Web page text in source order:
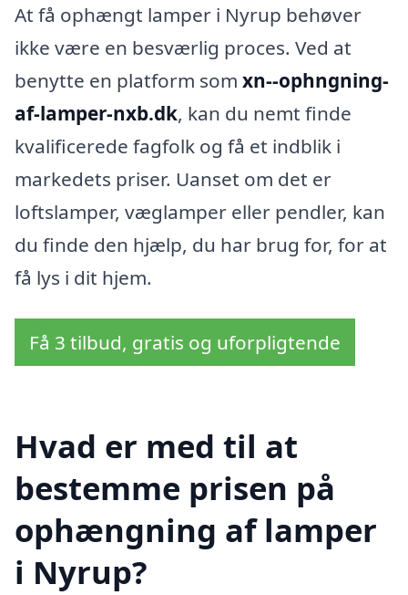
At få ophængt lamper i Nyrup behøver
ikke være en besværlig proces. Ved at
benytte en platform som xn--ophngning-
af-lamper-nxb.dk, kan du nemt finde
kvalificerede fagfolk og få et indblik i
markedets priser. Uanset om det er
loftslamper, væglamper eller pendler, kan
du finde den hjælp, du har brug for, for at
få lys i dit hjem.
Få 3 tilbud, gratis og uforpligtende
Hvad er med til at
bestemme prisen på
ophængning af lamper
i Nyrup?